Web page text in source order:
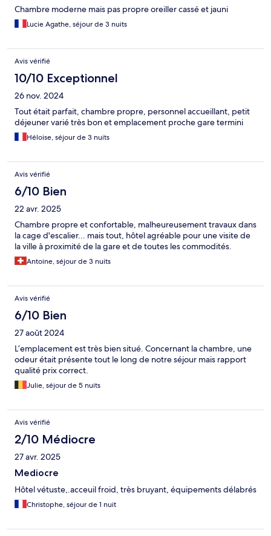
Chambre moderne mais pas propre oreiller cassé et jauni
Lucie Agathe, séjour de 3 nuits
Avis vérifié
10/10 Exceptionnel
26 nov. 2024
Tout était parfait, chambre propre, personnel accueillant, petit
déjeuner varié très bon et emplacement proche gare termini
Héloise, séjour de 3 nuits
Avis vérifié
6/10 Bien
22 avr. 2025
Chambre propre et confortable, malheureusement travaux dans
la cage d'escalier... mais tout, hôtel agréable pour une visite de
la ville à proximité de la gare et de toutes les commodités.
Antoine, séjour de 3 nuits
Avis vérifié
6/10 Bien
27 août 2024
L’emplacement est très bien situé. Concernant la chambre, une
odeur était présente tout le long de notre séjour mais rapport
qualité prix correct.
Julie, séjour de 5 nuits
Avis vérifié
2/10 Médiocre
27 avr. 2025
Mediocre
Hôtel vétuste,.acceuil froid, très bruyant, équipements délabrés
Christophe, séjour de 1 nuit